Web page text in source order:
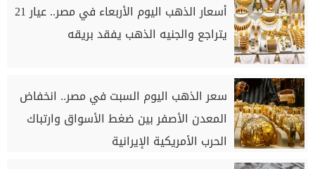
أسعار الذهب اليوم الأربعاء في مصر.. عيار 21
يتراجع والجنيه الذهب يفقد بريقه
سعر الذهب اليوم السبت في مصر.. انخفاض
المعدن الأصفر بين ضغط الأسواق وارتباك
الحرب الأمريكية الإيرانية